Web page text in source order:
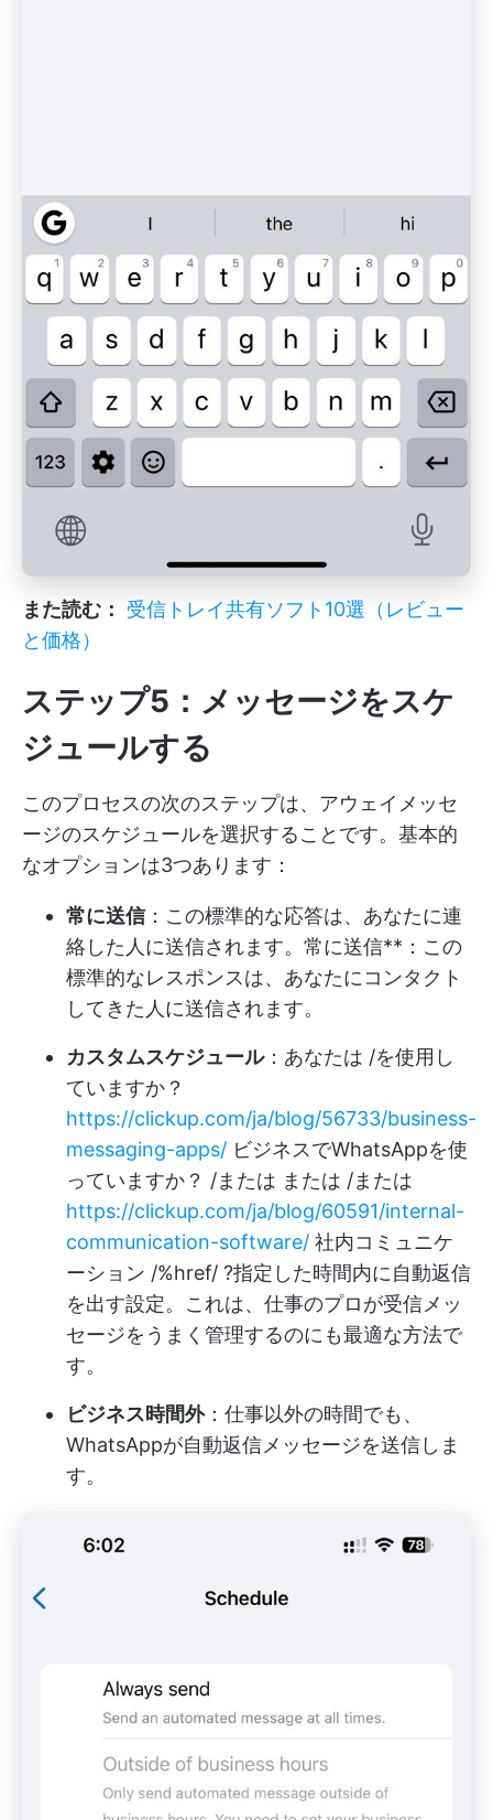
また読む：
受信トレイ共有ソフト10選（レビュー
と価格）
ステップ5：メッセージをスケ
ジュールする
このプロセスの次のステップは、アウェイメッセ
ージのスケジュールを選択することです。基本的
なオプションは3つあります：
常に送信：この標準的な応答は、あなたに連
絡した人に送信されます。常に送信**：この
標準的なレスポンスは、あなたにコンタクト
してきた人に送信されます。
カスタムスケジュール：あなたは /を使用し
ていますか？
https://clickup.com/ja/blog/56733/business-
messaging-apps/ ビジネスでWhatsAppを使
っていますか？ /または または /または
https://clickup.com/ja/blog/60591/internal-
communication-software/ 社内コミュニケ
ーション /%href/ ?指定した時間内に自動返信
を出す設定。これは、仕事のプロが受信メッ
セージをうまく管理するのにも最適な方法で
す。
ビジネス時間外：仕事以外の時間でも、
WhatsAppが自動返信メッセージを送信しま
す。